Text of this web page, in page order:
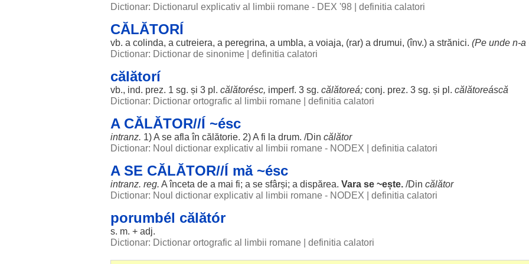
Dictionar: Dictionarul explicativ al limbii romane - DEX '98
definitia calatori
CĂLĂTORÍ
vb. a colinda, a cutreiera, a peregrina, a umbla, a voiaja, (rar) a drumui, (înv.) a strănici. (Pe unde n-a
Dictionar: Dictionar de sinonime
definitia calatori
călătorí
vb., ind. prez. 1 sg. și 3 pl. călătorésc, imperf. 3 sg. călătoreá; conj. prez. 3 sg. și pl. călătoreáscă
Dictionar: Dictionar ortografic al limbii romane
definitia calatori
A CĂLĂTOR//Í ~ésc
intranz. 1) A se afla în călătorie. 2) A fi la drum. /Din călător
Dictionar: Noul dictionar explicativ al limbii romane - NODEX
definitia calatori
A SE CĂLĂTOR//Í mă ~ésc
intranz. reg. Aînceta de a mai fi; a se sfârși; a dispărea. Vara se ~ește. /Din călător
Dictionar: Noul dictionar explicativ al limbii romane - NODEX
definitia calatori
porumbél călătór
s. m. + adj.
Dictionar: Dictionar ortografic al limbii romane
definitia calatori